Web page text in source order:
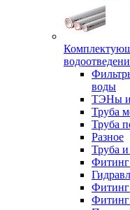
воды
ТЭНы и
Труба
Труба
Разное
Труба
Фитинг
Фитинг